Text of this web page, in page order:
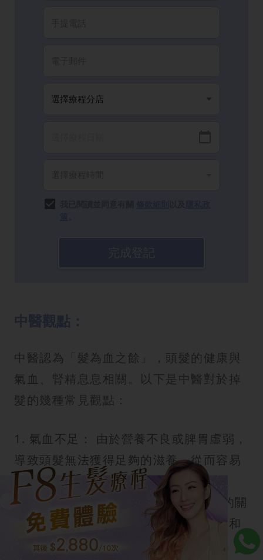
中醫認為「髮為血之餘」，頭髮的健康與
氣血、腎精息息相關。以下是中醫對於掉
髮的幾種常見觀點：
1. 氣血不足： 由於營養不良或脾胃虛弱，
導致頭髮無法獲得足夠的滋養，從而容易
掉落。
2. 脾胃濕氣重： 脾胃是消化吸收營養的關
鍵，如果脾胃濕氣重，會影響營養吸收和
氣血循環，導致營養無法順利輸送到頭